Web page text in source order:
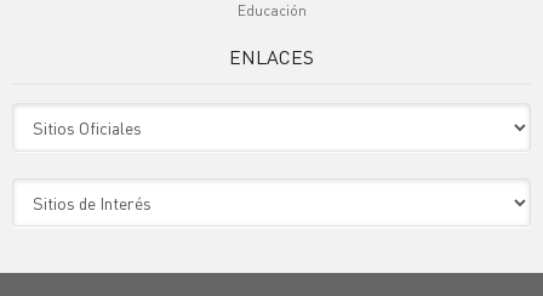
Educación
ENLACES